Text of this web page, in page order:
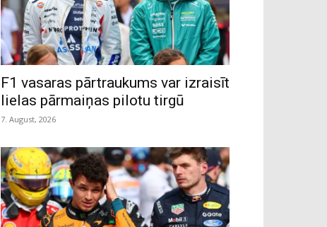
F1 vasaras pārtraukums var izraisīt
lielas pārmaiņas pilotu tirgū
7. August, 2026